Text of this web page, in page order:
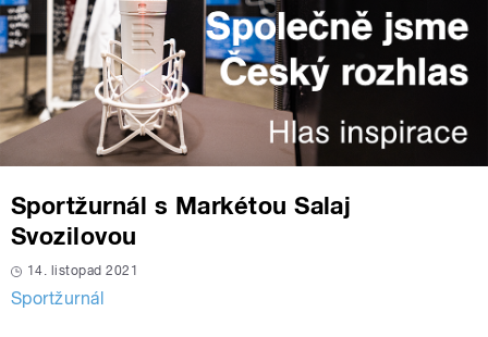
Sportžurnál s Markétou Salaj
Svozilovou
14. listopad 2021
Sportžurnál